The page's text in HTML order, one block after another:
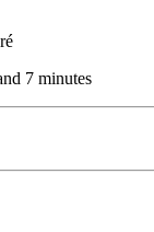
7 minutes